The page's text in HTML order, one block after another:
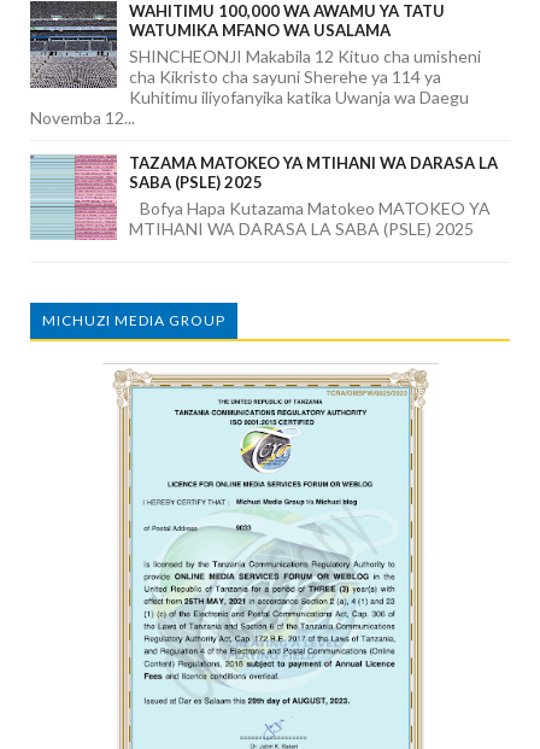
WAHITIMU 100,000 WA AWAMU YA TATU
WATUMIKA MFANO WA USALAMA
SHINCHEONJI Makabila 12 Kituo cha umisheni
cha Kikristo cha sayuni Sherehe ya 114 ya
Kuhitimu iliyofanyika katika Uwanja wa Daegu
Novemba 12...
TAZAMA MATOKEO YA MTIHANI WA DARASA LA
SABA (PSLE) 2025
Bofya Hapa Kutazama Matokeo MATOKEO YA
MTIHANI WA DARASA LA SABA (PSLE) 2025
MICHUZI MEDIA GROUP